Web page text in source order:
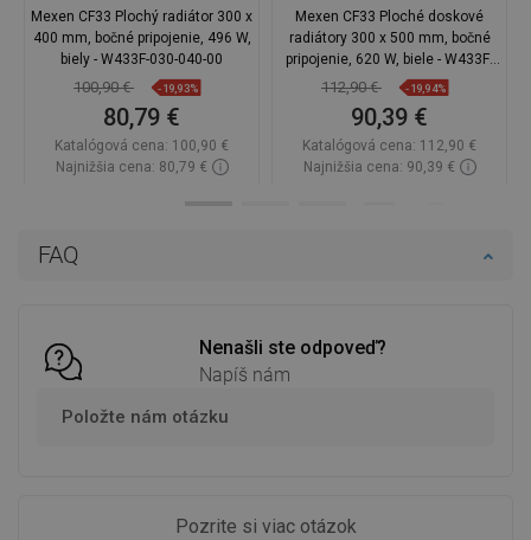
FAQ
Nenašli ste odpoveď?
Napíš nám
Položte nám otázku
Pozrite si viac otázok
Mexen CF33 Plochý radiátor 300 x
400 mm, bočné pripojenie, 496 W,
biely - W433F-030-040-00
100,90 € -19,93%
80,79 €
Katalógová cena: 100,90 €
Najnižšia cena: 80,79 €
Mexen CF33 Ploché doskové
radiátory 300 x 500 mm, bočné
pripojenie, 620 W, biele - W433F-
030-050-00
112,90 € -19,94%
90,39 €
Katalógová cena: 112,90 €
Najnižšia cena: 90,39 €